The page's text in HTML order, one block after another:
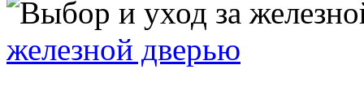
железной дверью